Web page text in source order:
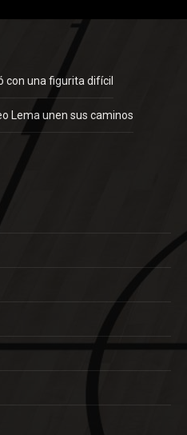
con una figurita difícil
Lema unen sus caminos